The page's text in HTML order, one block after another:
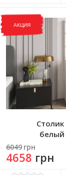
Виробник: ART IN HEAD
Матеріал:
ДСП
АКЦИЯ
белый
6049 грн
4658 грн